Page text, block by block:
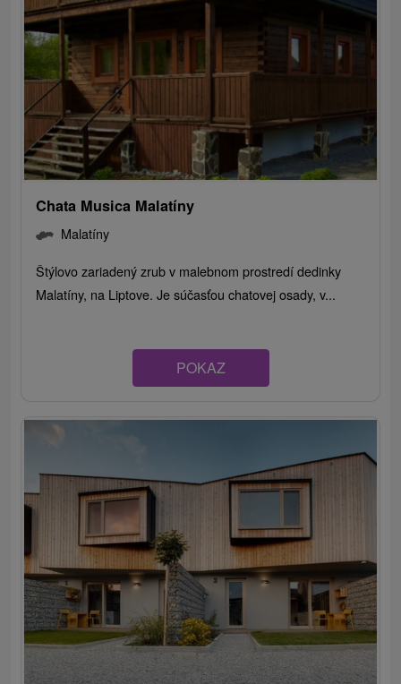
Chata Musica Malatíny
Malatíny
Štýlovo zariadený zrub v malebnom prostredí dedinky
Malatíny, na Liptove. Je súčasťou chatovej osady, v...
POKAZ